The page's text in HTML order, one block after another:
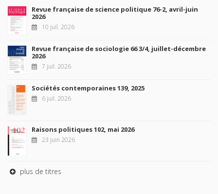
Revue française de science politique 76-2, avril-juin
2026
10 juil. 2026
Revue française de sociologie 66 3/4, juillet-décembre
2026
7 juil. 2026
Sociétés contemporaines 139, 2025
6 juil. 2026
Raisons politiques 102, mai 2026
23 juin 2026
plus de titres